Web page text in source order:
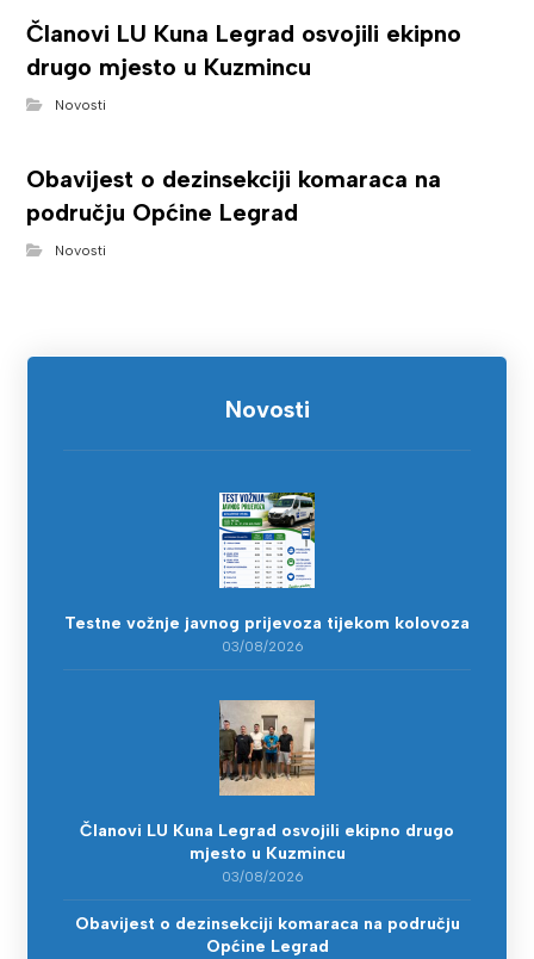
Članovi LU Kuna Legrad osvojili ekipno
drugo mjesto u Kuzmincu
Novosti
Obavijest o dezinsekciji komaraca na
području Općine Legrad
Novosti
Novosti
Testne vožnje javnog prijevoza tijekom kolovoza
03/08/2026
Članovi LU Kuna Legrad osvojili ekipno drugo
mjesto u Kuzmincu
03/08/2026
Obavijest o dezinsekciji komaraca na području
Općine Legrad